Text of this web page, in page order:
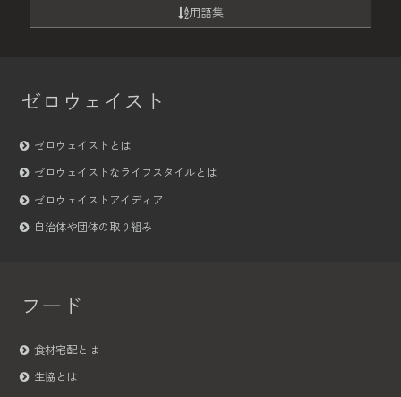
用語集
ゼロウェイスト
ゼロウェイストとは
ゼロウェイストなライフスタイルとは
ゼロウェイストアイディア
自治体や団体の取り組み
フード
食材宅配とは
生協とは